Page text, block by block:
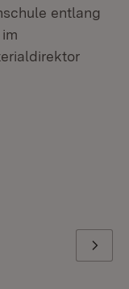
entlang
Seite Weiter